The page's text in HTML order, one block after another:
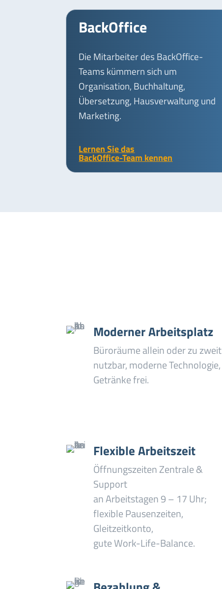
BackOffice
Die Mitarbeiter des BackOffice-
Teams kümmern sich um
Organisation, Buchhaltung,
Übersetzung, Hausverwaltung und
Marketing.
Lernen Sie das
BackOffice-Team kennen
Moderner Arbeitsplatz
Büroräume allein oder zu zweit
nutzbar, moderne Technologie,
Getränke frei.
Flexible Arbeitszeit
Öffnungszeiten Zentrale &
Support
an Arbeitstagen 9 – 17 Uhr;
flexible Pausenzeiten,
Gleitzeitkonto,
gute Work-Life-Balance.